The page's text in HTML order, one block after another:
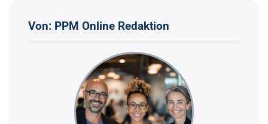
Von: PPM Online Redaktion